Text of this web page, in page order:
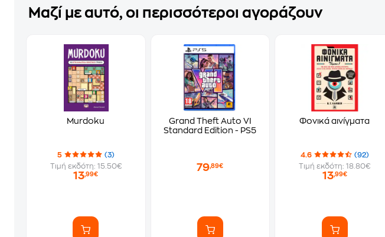
Μαζί με αυτό, οι περισσότεροι αγοράζουν
Murdoku
5
(3)
Τιμή εκδότη: 15.50€
13,99€
Grand Theft Auto VI
Standard Edition - PS5
79,89€
Φονικά αινίγματα
4.6
(92)
Τιμή εκδότη: 18.80€
13,99€